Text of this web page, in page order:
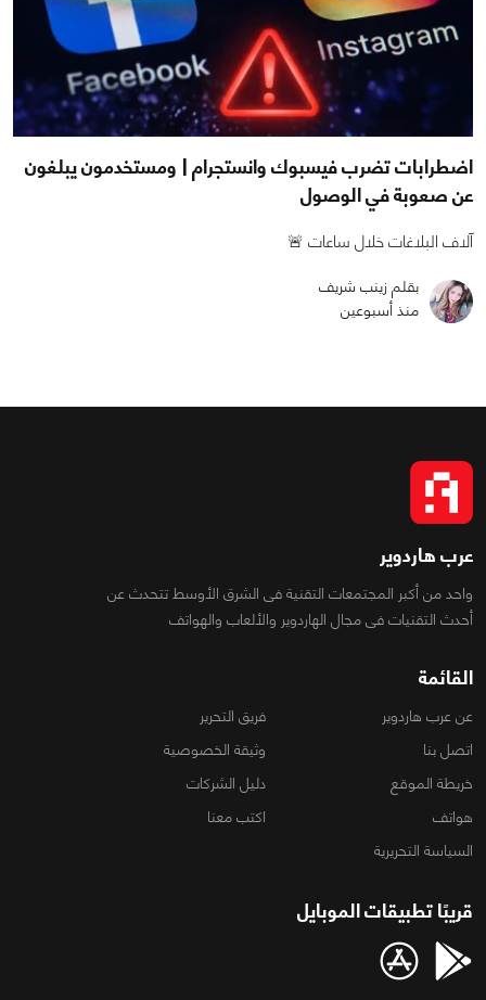
اضطرابات تضرب فيسبوك وانستجرام | ومستخدمون يبلغون
عن صعوبة في الوصول
آلاف البلاغات خلال ساعات 🚨
بقلم زينب شريف
منذ أسبوعين
عرب هاردوير
واحد من أكبر المجتمعات التقنية فى الشرق الأوسط تتحدث عن
أحدث التقنيات فى مجال الهاردوير والألعاب والهواتف
القائمة
عن عرب هاردوير
فريق التحرير
اتصل بنا
وثيقة الخصوصية
خريطة الموقع
دليل الشركات
هواتف
اكتب معنا
السياسة التحريرية
قريبًا تطبيقات الموبايل